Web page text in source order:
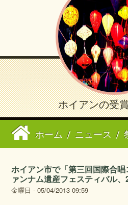
ホイアンの受
ホーム / ニュース /
ホイアン市で「第三回国際合
ァンナム遺産フェスティバル
金曜日 - 05/04/2013 09:59